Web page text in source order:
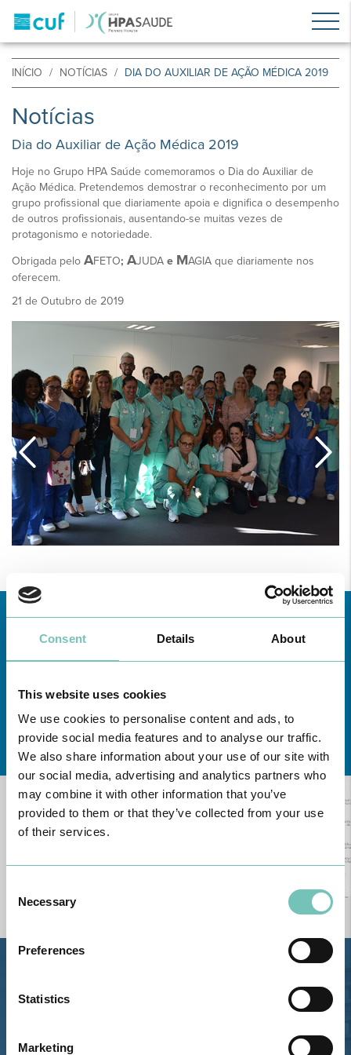
Consent Details About
This website uses cookies
We use cookies to personalise content and ads, to
provide social media features and to analyse our traffic.
We also share information about your use of our site with
our social media, advertising and analytics partners who
may combine it with other information that you’ve
provided to them or that they’ve collected from your use
of their services.
Selection
Necessary
Preferences
Statistics
Marketing
INÍCIO NOTÍCIAS DIA DO AUXILIAR DE AÇÃO MÉDICA 2019
Notícias
Dia do Auxiliar de Ação Médica 2019
Hoje no Grupo HPA Saúde comemoramos o Dia do Auxiliar de
Ação Médica. Pretendemos demostrar o reconhecimento por um
grupo profissional que diariamente apoia e dignifica o desempenho
de outros profissionais, ausentando-se muitas vezes de
protagonismo e notoriedade.
Obrigada pelo AFETO; AJUDA e MAGIA que diariamente nos
oferecem.
21 de Outubro de 2019
Conheça todas as Unidades de saúde CUFaqui